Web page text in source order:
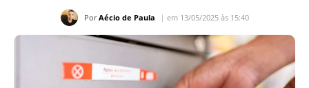
Por Aécio de Paula em 13/05/2025 às 15:40